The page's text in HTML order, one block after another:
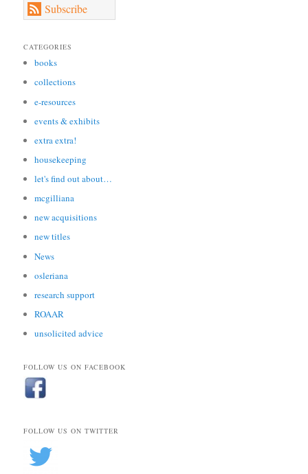
Subscribe
CATEGORIES
books
collections
e-resources
events & exhibits
extra extra!
housekeeping
let's find out about…
mcgilliana
new acquisitions
new titles
News
osleriana
research support
ROAAR
unsolicited advice
FOLLOW US ON FACEBOOK
FOLLOW US ON TWITTER